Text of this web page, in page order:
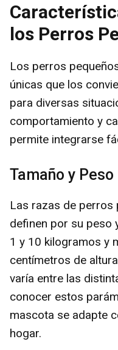
los Perros
Los perros
únicas que los
para diversas
comportamiento y
permite integrarse
Tamaño y
Las razas de perros
definen por su peso
1 y 10 kilogramos y
centímetros de
varía entre las
conocer estos
mascota se adapte
hogar.